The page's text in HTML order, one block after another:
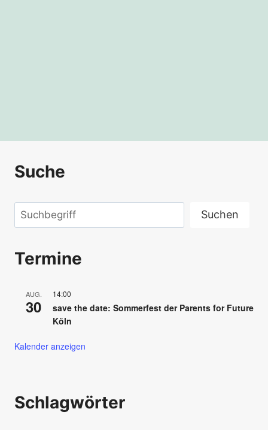
Suche
Suchen Suchen
Termine
AUG.
30
14:00
save the date: Sommerfest der Parents for Future
Köln
Kalender anzeigen
Schlagwörter